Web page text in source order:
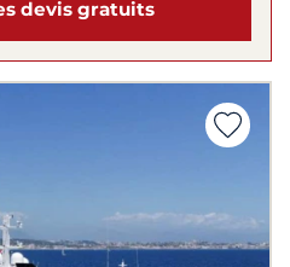
devis gratuits